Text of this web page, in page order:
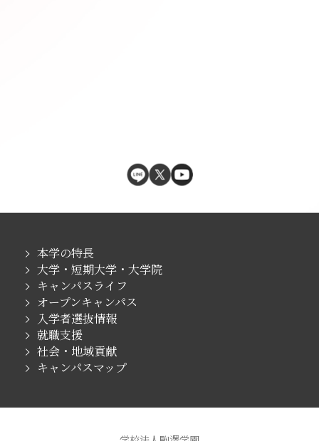
本学の特長
大学・短期大学・大学院
キャンパスライフ
オープンキャンパス
入学者選抜情報
就職支援
社会・地域貢献
キャンパスマップ